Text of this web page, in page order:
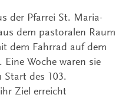
der Pfarrei St. Maria-
dem pastoralen Raum
dem Fahrrad auf dem
Woche waren sie
Start des 103.
Ziel erreicht